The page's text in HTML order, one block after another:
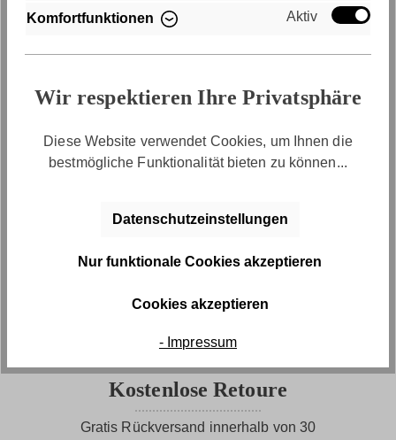
Kauf auf Rechnung
Kostenlose Retoure
Gratis Rückversand innerhalb von 30
Komfortfunktionen Aktiv
Wir respektieren Ihre Privatsphäre
Diese Website verwendet Cookies, um Ihnen die
bestmögliche Funktionalität bieten zu können...
Datenschutzeinstellungen
Nur funktionale Cookies akzeptieren
Cookies akzeptieren
- Impressum